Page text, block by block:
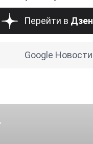
Перейти в Дзен
Google Новости